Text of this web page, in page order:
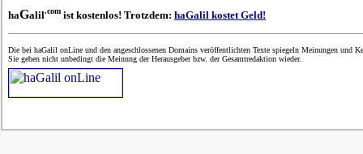
haGalil.com ist kostenlos! Trotzdem: haGalil kostet Geld!
Die bei haGalil onLine und den angeschlossenen Domains veröffentlichten Texte spiegeln Meinungen und
Sie geben nicht unbedingt die Meinung der Herausgeber bzw. der Gesamtredaktion wieder.